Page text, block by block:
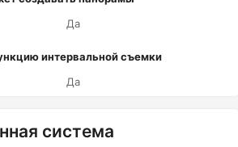
Да
интервальной съемки
Да
система